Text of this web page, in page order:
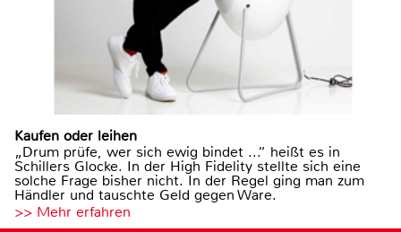
Kaufen oder leihen
„Drum prüfe, wer sich ewig bindet ...“ heißt es in
Schillers Glocke. In der High Fidelity stellte sich eine
solche Frage bisher nicht. In der Regel ging man zum
Händler und tauschte Geld gegen Ware.
>> Mehr erfahren